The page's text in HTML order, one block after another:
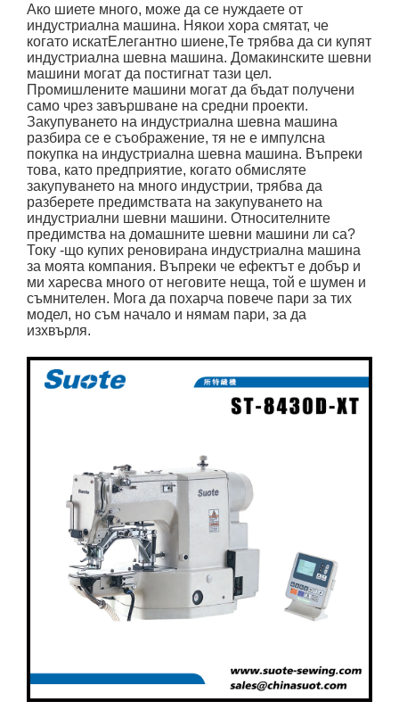
Ако шиете много, може да се нуждаете от
индустриална машина. Някои хора смятат, че
когато искатЕлегантно шиене,Те трябва да си купят
индустриална шевна машина. Домакинските шевни
машини могат да постигнат тази цел.
Промишлените машини могат да бъдат получени
само чрез завършване на средни проекти.
Закупуването на индустриална шевна машина
разбира се е съображение, тя не е импулсна
покупка на индустриална шевна машина. Въпреки
това, като предприятие, когато обмисляте
закупуването на много индустрии, трябва да
разберете предимствата на закупуването на
индустриални шевни машини. Относителните
предимства на домашните шевни машини ли са?
Току -що купих реновирана индустриална машина
за моята компания. Въпреки че ефектът е добър и
ми харесва много от неговите неща, той е шумен и
съмнителен. Мога да похарча повече пари за тих
модел, но съм начало и нямам пари, за да
изхвърля.